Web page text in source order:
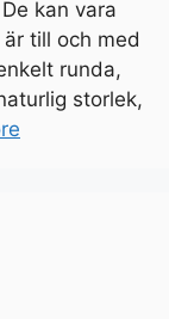
kan vara
till och med
runda,
storlek,